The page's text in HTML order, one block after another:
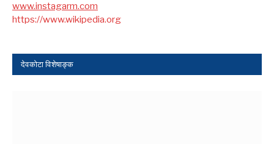
www.instagarm.com
https://www.wikipedia.org
देवकोटा विशेषाङ्क